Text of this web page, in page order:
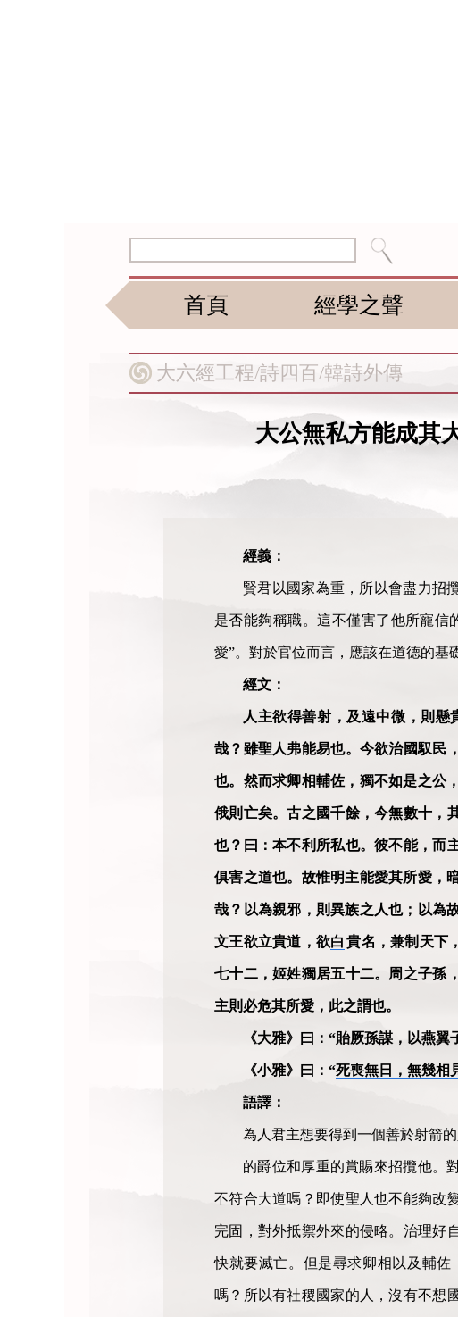
首頁 經學之聲
大六經工程/詩四百/韓詩外傳
大公無私方能成其
經義：
賢君以國家為重，所以會盡力招
是否能夠稱職。這不僅害了他所寵信
愛”。對於官位而言，應該在道德的基
經文：
人主欲得善射，及遠中微，則懸
哉？雖聖人弗能易也。今欲治國馭民
也。然而求卿相輔佐，獨不如是之公
俄則亡矣。古之國千餘，今無數十，
也？曰：本不利所私也。彼不能，而
俱害之道也。故惟明主能愛其所愛，
哉？以為親邪，則異族之人也；以為
文王欲立貴道，欲白 貴名，兼制天下
七十二，姬姓獨居五十二。周之子孫
主則必危其所愛，此之謂也。
《大雅》曰：“貽厥孫謀，以燕翼
《小雅》曰：“死喪無日，無幾相
語譯：
為人君主想要得到一個善於射箭
的爵位和厚重的賞賜來招攬他。
不符合大道嗎？即使聖人也不能夠改
完固，對外抵禦外來的侵略。治理好
快就要滅亡。但是尋求卿相以及輔
嗎？所以有社稷國家的人，沒有不想